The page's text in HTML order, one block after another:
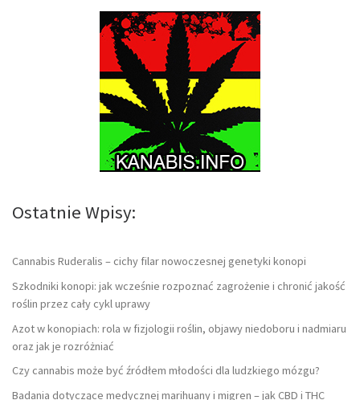
Ostatnie Wpisy:
Cannabis Ruderalis – cichy filar nowoczesnej genetyki konopi
Szkodniki konopi: jak wcześnie rozpoznać zagrożenie i chronić jakość
roślin przez cały cykl uprawy
Azot w konopiach: rola w fizjologii roślin, objawy niedoboru i nadmiaru
oraz jak je rozróżniać
Czy cannabis może być źródłem młodości dla ludzkiego mózgu?
Badania dotyczące medycznej marihuany i migren – jak CBD i THC